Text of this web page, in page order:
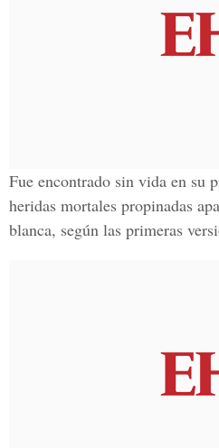
Fue encontrado sin vida en su
heridas mortales propinadas
blanca, según las primeras